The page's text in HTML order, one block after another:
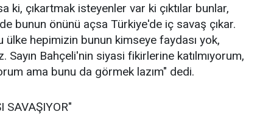
ki, çıkartmak isteyenler var ki çıktılar bunlar,
bunun önünü açsa Türkiye'de iç savaş çıkar.
ülke hepimizin bunun kimseye faydası yok,
Bahçeli'nin siyasi fikirlerine katılmıyorum,
ama bunu da görmek lazım" dedi.
SAVAŞIYOR"